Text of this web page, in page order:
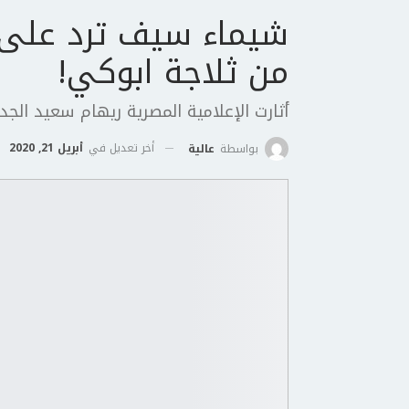
شيماء سيف ترد
من ثلاجة ابوكي!
أثارت الإعلامية المصرية ريهام سعيد
بواسطة عالية أخر تعديل في أبريل 21, 2020